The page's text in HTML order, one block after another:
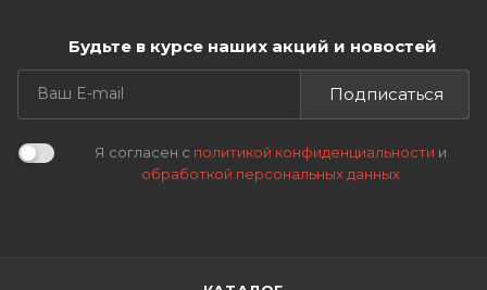
Будьте в курсе наших акций и новостей
Подписаться
Я согласен с политикой конфиденциальности и
обработкой персональных данных